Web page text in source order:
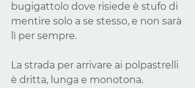
bugigattolo dove risiede è stufo di
mentire solo a se stesso, e non sarà
lì per sempre.
La strada per arrivare ai polpastrelli
è dritta, lunga e monotona.